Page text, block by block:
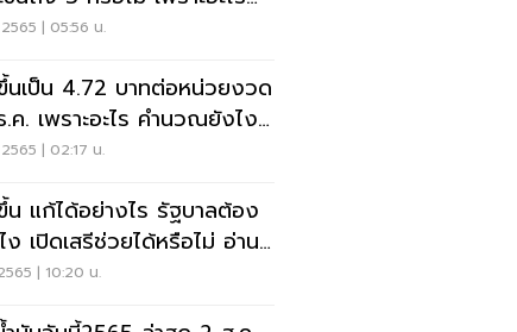
| 05:56 น.
นเป็น 4.72 บาทต่อหน่วยงวด
ค. เพราะอะไร คำนวณยังไง
| 02:17 น.
น แก้ได้อย่างไร รัฐบาลต้อง
ง เปิดเสรีช่วยได้หรือไม่ อ่าน
| 10:20 น.